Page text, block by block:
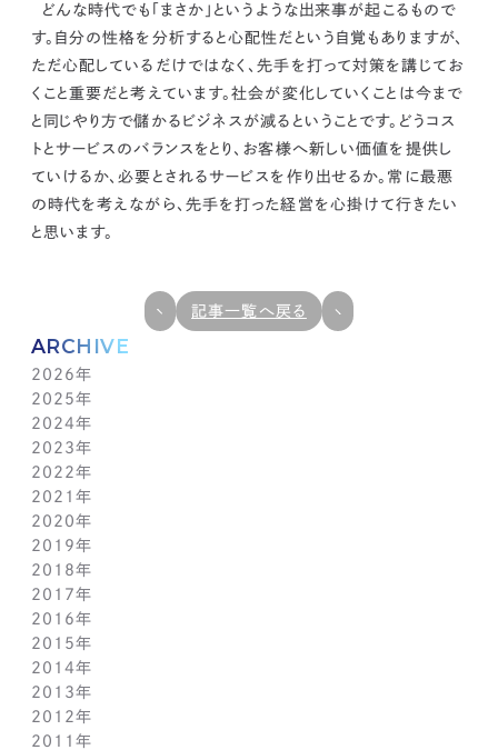
ARCHIVE
2026年
7月(1)
6月(1)
5月(1)
4月(1)
3月(1)
2月(1)
1月(1)
2025年
12月(1)
11月(1)
10月(1)
9月(1)
8月(1)
7月(1)
6月(1)
5月(1)
4月(1)
3月(1)
2月(1)
1月(2)
2024年
11月(1)
10月(1)
9月(1)
8月(1)
7月(1)
6月(1)
5月(1)
4月(1)
3月(1)
2月(1)
1月(2)
2023年
11月(1)
10月(1)
9月(1)
8月(1)
7月(1)
6月(1)
5月(1)
4月(1)
3月(1)
2月(1)
1月(2)
2022年
11月(1)
10月(1)
9月(1)
8月(1)
7月(1)
6月(1)
5月(1)
4月(1)
3月(2)
1月(2)
2021年
11月(1)
10月(1)
9月(1)
8月(1)
7月(1)
6月(1)
5月(1)
4月(1)
3月(1)
2月(1)
2020年
11月(2)
9月(2)
7月(1)
6月(2)
5月(2)
4月(3)
3月(2)
2月(1)
2019年
12月(2)
10月(1)
9月(2)
7月(1)
6月(2)
4月(1)
3月(1)
2月(1)
2018年
12月(1)
11月(1)
10月(1)
9月(2)
8月(1)
7月(1)
5月(1)
2017年
12月(1)
11月(1)
10月(1)
9月(1)
8月(1)
7月(1)
2016年
12月(1)
11月(1)
10月(1)
9月(1)
8月(1)
2015年
12月(1)
11月(1)
10月(1)
9月(1)
2014年
12月(1)
11月(1)
10月(1)
2013年
12月(1)
11月(1)
2012年
12月(1)
2011年
どんな時代でも「まさか」というような出来事が起こるもので
す。 自分の性格を分析すると心配性だという自覚もありますが、
ただ心配しているだけではなく、先手を打って対策を講じてお
くこと重要だと考えています。社会が変化していくことは今まで
と同じやり方で儲かるビジネスが減るということです。どうコス
トとサービスのバランスをとり、お客様へ新しい価値を提供し
ていけるか、必要とされるサービスを作り出せるか。常に最悪
の時代を考えながら、 先手を打った経営を心掛けて行きたい
と思います。
記事一覧へ戻る